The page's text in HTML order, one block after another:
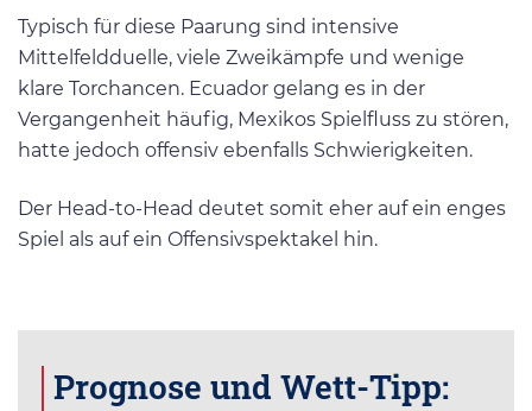
Typisch für diese Paarung sind intensive
Mittelfeldduelle, viele Zweikämpfe und wenige
klare Torchancen. Ecuador gelang es in der
Vergangenheit häufig, Mexikos Spielfluss zu stören,
hatte jedoch offensiv ebenfalls Schwierigkeiten.
Der Head-to-Head deutet somit eher auf ein enges
Spiel als auf ein Offensivspektakel hin.
Prognose und Wett-Tipp: